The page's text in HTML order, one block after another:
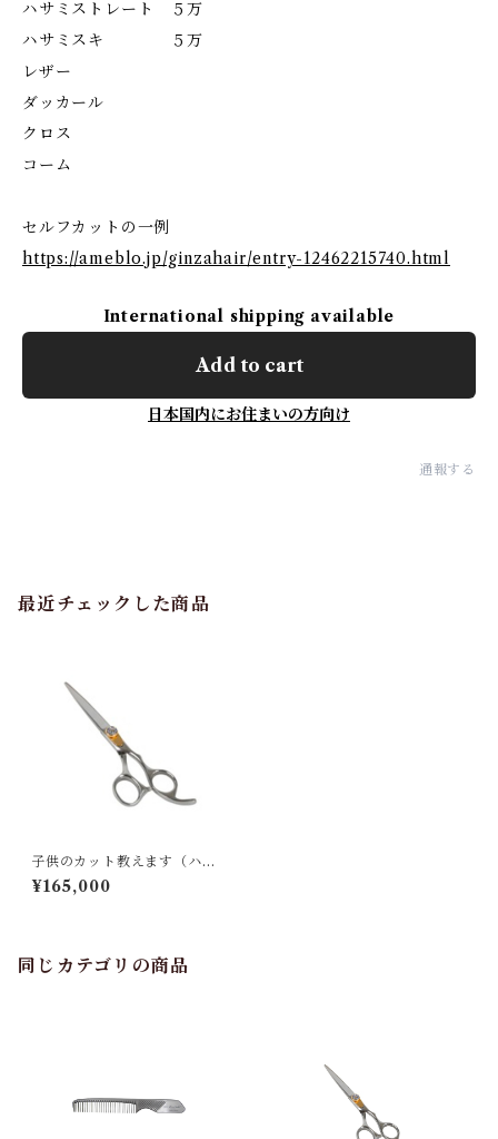
ハサミストレート ５万
ハサミスキ ５万
レザー
ダッカール
クロス
コーム
セルフカットの一例
https://ameblo.jp/ginzahair/entry-12462215740.html
International shipping available
Add to cart
日本国内にお住まいの方向け
通報する
最近チェックした商品
子供のカット教えます（ハサ
ミなどのプロ推奨道具付き）
¥165,000
同じカテゴリの商品